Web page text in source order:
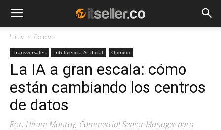
NOTICIAS
Inicio Opinion
Transversales Inteligencia Artificial Opinion
La IA a gran escala: cómo
están cambiando los centros
de datos
Por: Hiram Monroy, Commercial Senior Manager para